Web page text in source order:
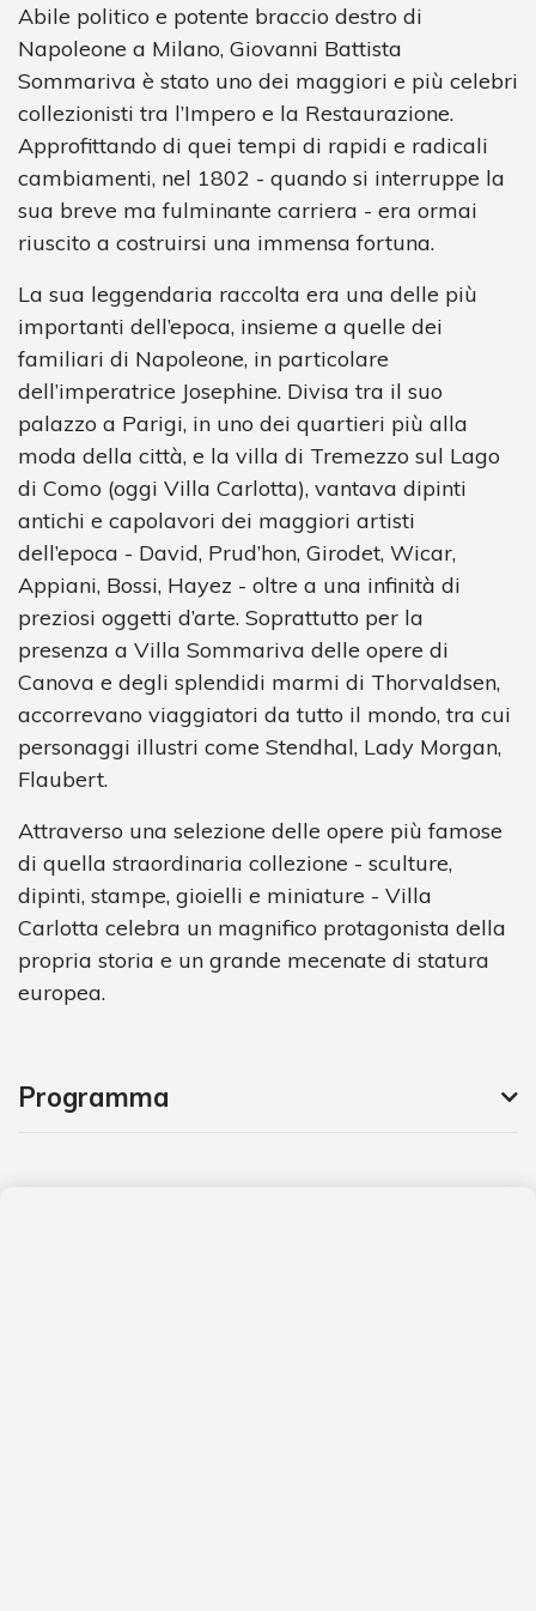
Abile politico e potente braccio destro di
Napoleone a Milano, Giovanni Battista
Sommariva è stato uno dei maggiori e più celebri
collezionisti tra l’Impero e la Restaurazione.
Approfittando di quei tempi di rapidi e radicali
cambiamenti, nel 1802 - quando si interruppe la
sua breve ma fulminante carriera - era ormai
riuscito a costruirsi una immensa fortuna.
La sua leggendaria raccolta era una delle più
importanti dell’epoca, insieme a quelle dei
familiari di Napoleone, in particolare
dell’imperatrice Josephine. Divisa tra il suo
palazzo a Parigi, in uno dei quartieri più alla
moda della città, e la villa di Tremezzo sul Lago
di Como (oggi Villa Carlotta), vantava dipinti
antichi e capolavori dei maggiori artisti
dell’epoca - David, Prud’hon, Girodet, Wicar,
Appiani, Bossi, Hayez - oltre a una infinità di
preziosi oggetti d’arte. Soprattutto per la
presenza a Villa Sommariva delle opere di
Canova e degli splendidi marmi di Thorvaldsen,
accorrevano viaggiatori da tutto il mondo, tra cui
personaggi illustri come Stendhal, Lady Morgan,
Flaubert.
Attraverso una selezione delle opere più famose
di quella straordinaria collezione - sculture,
dipinti, stampe, gioielli e miniature - Villa
Carlotta celebra un magnifico protagonista della
propria storia e un grande mecenate di statura
europea.
Programma